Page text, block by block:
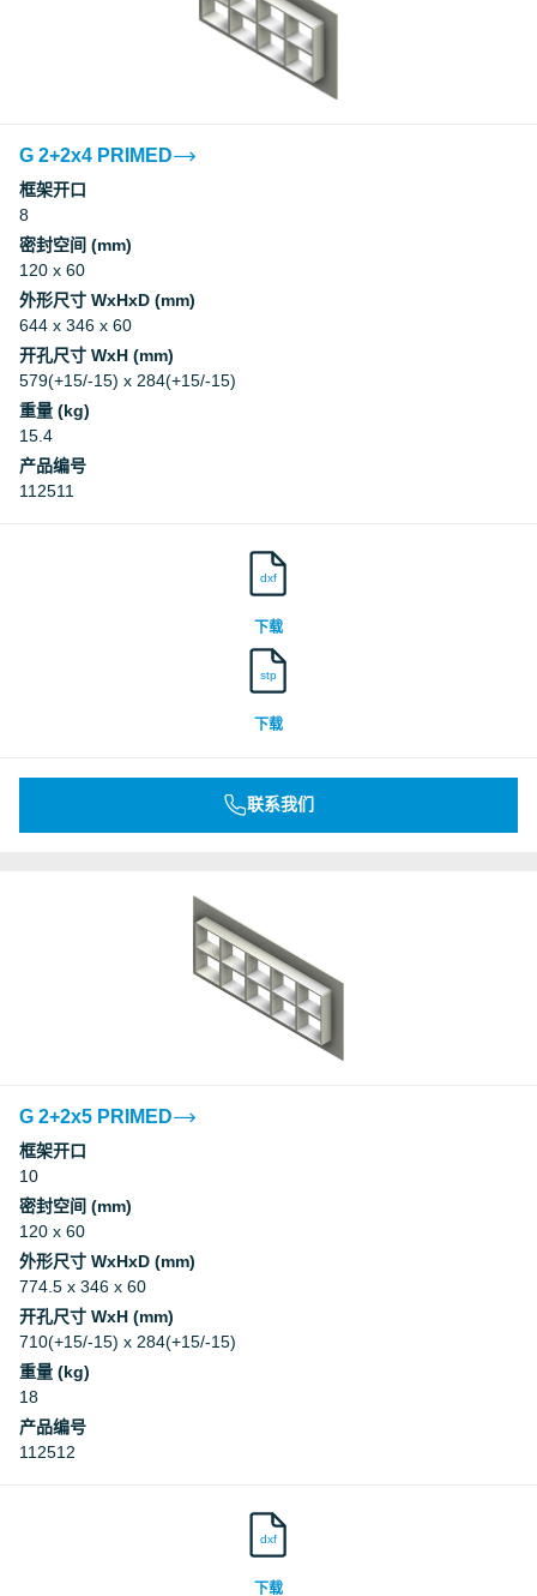
G 2+2x4 PRIMED
框架开口
8
密封空间 (mm)
120 x 60
外形尺寸 WxHxD (mm)
644 x 346 x 60
开孔尺寸 WxH (mm)
579(+15/-15) x 284(+15/-15)
重量 (kg)
15.4
产品编号
112511
dxf
下载
stp
下载
联系我们
G 2+2x5 PRIMED
框架开口
10
密封空间 (mm)
120 x 60
外形尺寸 WxHxD (mm)
774.5 x 346 x 60
开孔尺寸 WxH (mm)
710(+15/-15) x 284(+15/-15)
重量 (kg)
18
产品编号
112512
dxf
下载